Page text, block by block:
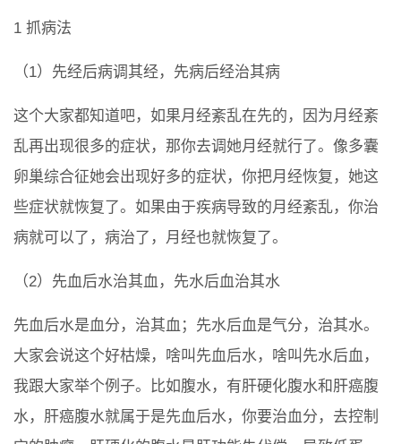
1 抓病法
（1）先经后病调其经，先病后经治其病
这个大家都知道吧，如果月经紊乱在先的，因为月经紊
乱再出现很多的症状，那你去调她月经就行了。像多囊
卵巢综合征她会出现好多的症状，你把月经恢复，她这
些症状就恢复了。如果由于疾病导致的月经紊乱，你治
病就可以了，病治了，月经也就恢复了。
（2）先血后水治其血，先水后血治其水
先血后水是血分，治其血；先水后血是气分，治其水。
大家会说这个好枯燥，啥叫先血后水，啥叫先水后血，
我跟大家举个例子。比如腹水，有肝硬化腹水和肝癌腹
水，肝癌腹水就属于是先血后水，你要治血分，去控制